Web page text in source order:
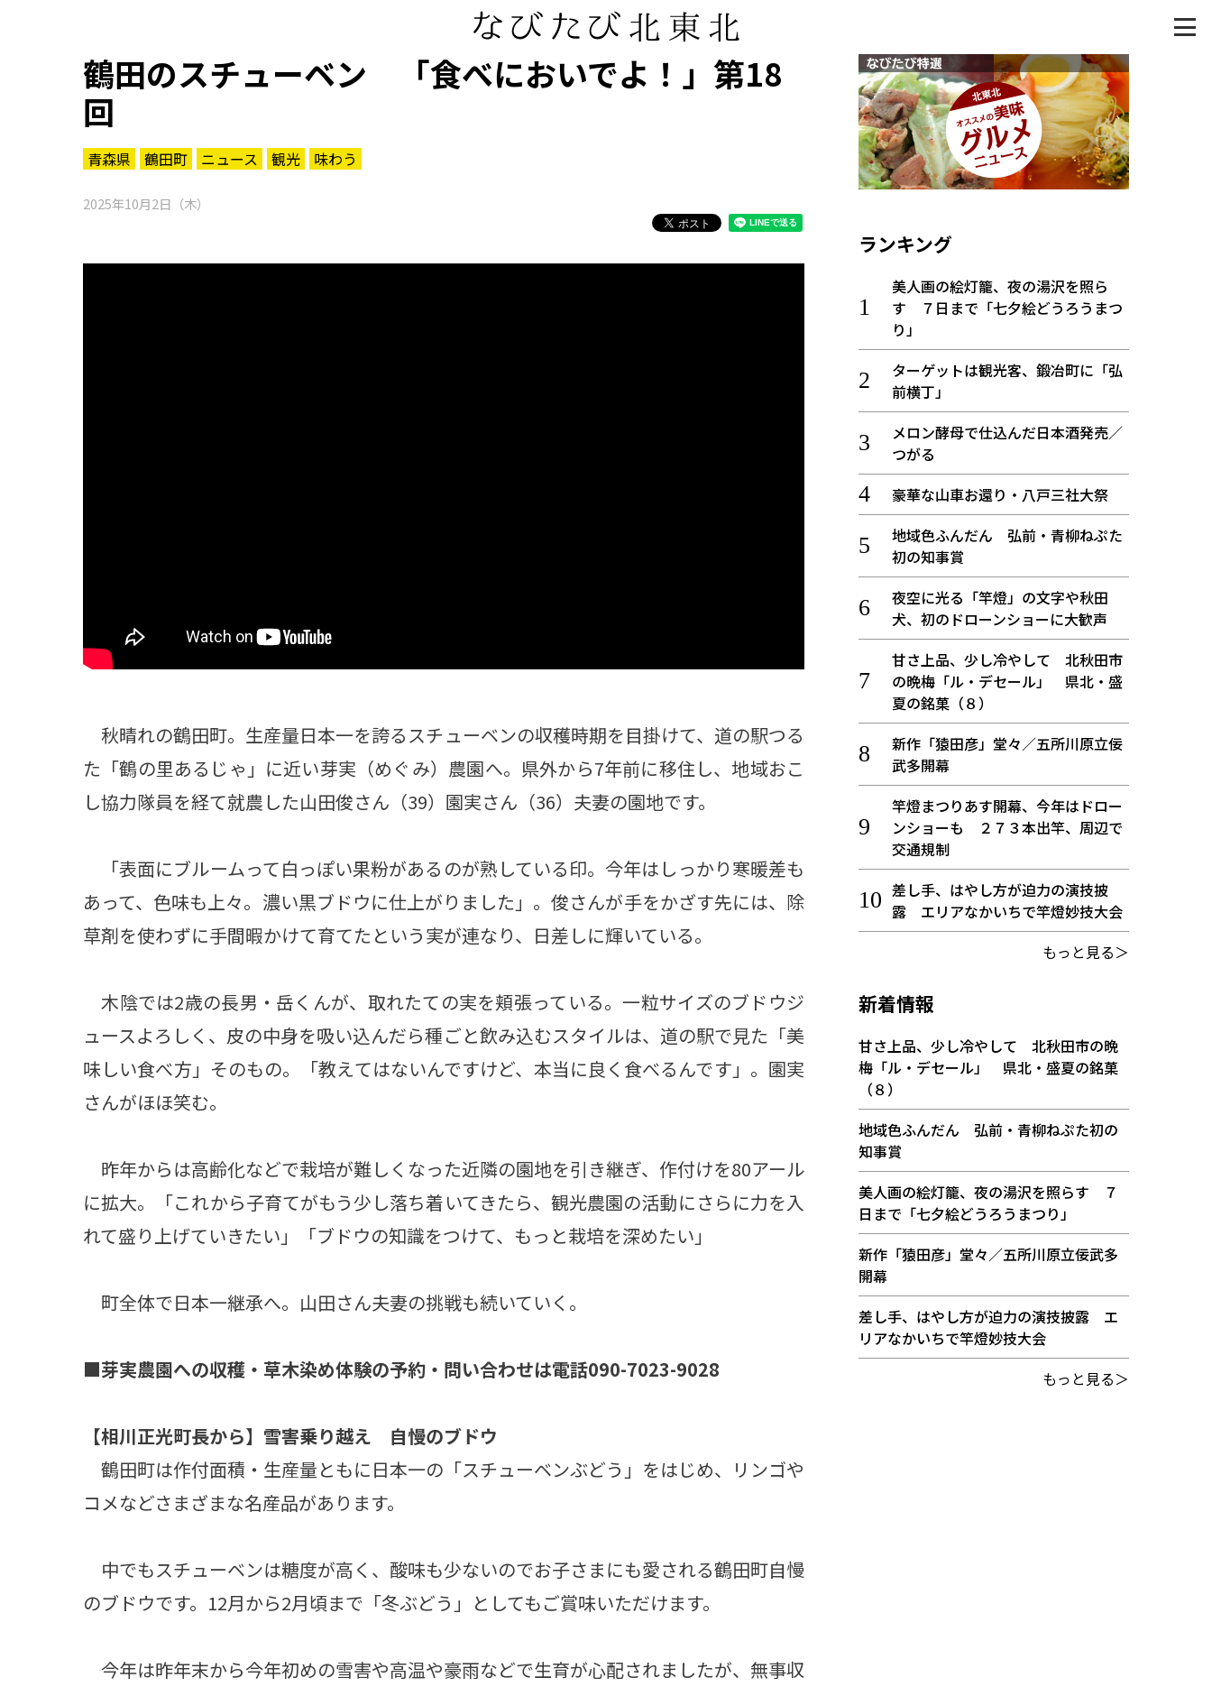
鶴田のスチューベン 「食べにおいでよ！」第18
回
青森県 鶴田町 ニュース 観光 味わう
2025年10月2日（木）
秋晴れの鶴田町。生産量日本一を誇るスチューベンの収穫時期を目掛けて、道の駅つる
た「鶴の里あるじゃ」に近い芽実（めぐみ）農園へ。県外から7年前に移住し、地域おこ
し協力隊員を経て就農した山田俊さん（39）園実さん（36）夫妻の園地です。
「表面にブルームって白っぽい果粉があるのが熟している印。今年はしっかり寒暖差も
あって、色味も上々。濃い黒ブドウに仕上がりました」。俊さんが手をかざす先には、除
草剤を使わずに手間暇かけて育てたという実が連なり、日差しに輝いている。
木陰では2歳の長男・岳くんが、取れたての実を頬張っている。一粒サイズのブドウジ
ュースよろしく、皮の中身を吸い込んだら種ごと飲み込むスタイルは、道の駅で見た「美
味しい食べ方」そのもの。「教えてはないんですけど、本当に良く食べるんです」。園実
さんがほほ笑む。
昨年からは高齢化などで栽培が難しくなった近隣の園地を引き継ぎ、作付けを80アール
に拡大。「これから子育てがもう少し落ち着いてきたら、観光農園の活動にさらに力を入
れて盛り上げていきたい」「ブドウの知識をつけて、もっと栽培を深めたい」
町全体で日本一継承へ。山田さん夫妻の挑戦も続いていく。
■芽実農園への収穫・草木染め体験の予約・問い合わせは電話090-7023-9028
【相川正光町長から】雪害乗り越え 自慢のブドウ
鶴田町は作付面積・生産量ともに日本一の「スチューベンぶどう」をはじめ、リンゴや
コメなどさまざまな名産品があります。
中でもスチューベンは糖度が高く、酸味も少ないのでお子さまにも愛される鶴田町自慢
のブドウです。12月から2月頃まで「冬ぶどう」としてもご賞味いただけます。
今年は昨年末から今年初めの雪害や高温や豪雨などで生育が心配されましたが、無事収
ランキング
美人画の絵灯籠、夜の湯沢を照ら
す ７日まで「七夕絵どうろうまつ
り」
ターゲットは観光客、鍛冶町に「弘
前横丁」
メロン酵母で仕込んだ日本酒発売／
つがる
豪華な山車お還り・八戸三社大祭
地域色ふんだん 弘前・青柳ねぷた
初の知事賞
夜空に光る「竿燈」の文字や秋田
犬、初のドローンショーに大歓声
甘さ上品、少し冷やして 北秋田市
の晩梅「ル・デセール」 県北・盛
夏の銘菓（８）
新作「猿田彦」堂々／五所川原立佞
武多開幕
竿燈まつりあす開幕、今年はドロー
ンショーも ２７３本出竿、周辺で
交通規制
差し手、はやし方が迫力の演技披
露 エリアなかいちで竿燈妙技大会
もっと見る＞
新着情報
甘さ上品、少し冷やして 北秋田市の晩
梅「ル・デセール」 県北・盛夏の銘菓
（８）
地域色ふんだん 弘前・青柳ねぷた初の
知事賞
美人画の絵灯籠、夜の湯沢を照らす ７
日まで「七夕絵どうろうまつり」
新作「猿田彦」堂々／五所川原立佞武多
開幕
差し手、はやし方が迫力の演技披露 エ
リアなかいちで竿燈妙技大会
もっと見る＞